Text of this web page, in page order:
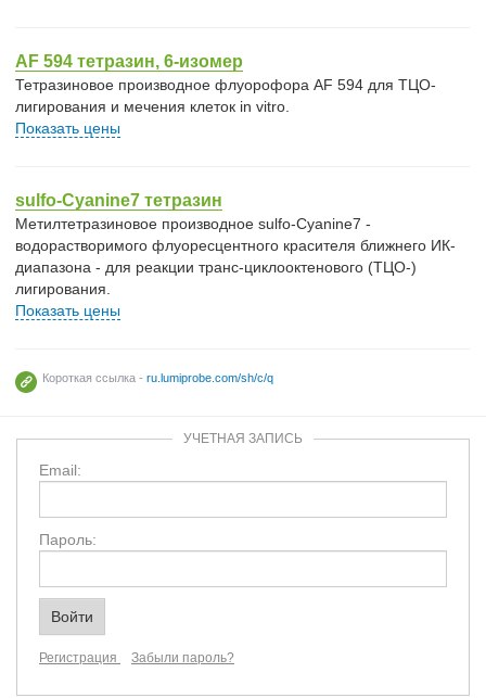
AF 594 тетразин, 6-изомер
Тетразиновое производное флуорофора AF 594 для ТЦО-
лигирования и мечения клеток in vitro.
Показать цены
sulfo-Cyanine7 тетразин
Метилтетразиновое производное sulfo-Cyanine7 -
водорастворимого флуоресцентного красителя ближнего ИК-
диапазона - для реакции транс-циклооктенового (ТЦО-)
лигирования.
Показать цены
Короткая ссылка - ru.lumiprobe.com/sh/c/q
УЧЕТНАЯ ЗАПИСЬ
Email:
Пароль:
Регистрация Забыли пароль?